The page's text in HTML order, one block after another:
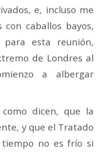
e, incluso me
caballos bayos,
esta reunión,
de Londres al
a albergar
dicen, que la
y que el Tratado
no es frío si